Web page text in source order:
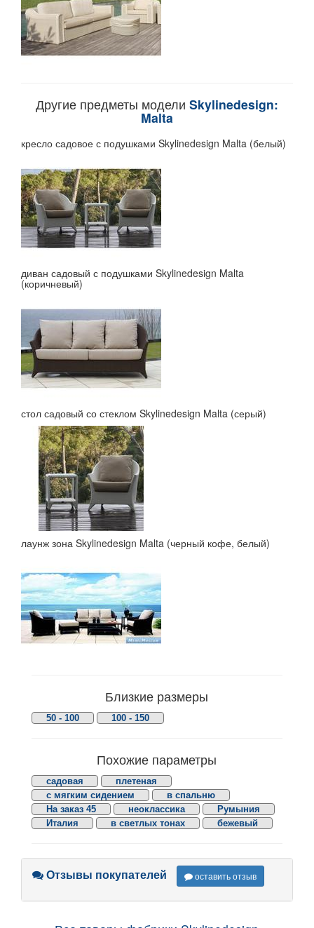
Другие предметы модели Skylinedesign:
Malta
кресло садовое с подушками Skylinedesign Malta (белый)
диван садовый с подушками Skylinedesign Malta
(коричневый)
стол садовый со стеклом Skylinedesign Malta (серый)
лаунж зона Skylinedesign Malta (черный кофе, белый)
Близкие размеры
50 - 100 100 - 150
Похожие параметры
садовая
плетеная
с мягким сидением
в спальню
На заказ 45
неоклассика
Румыния
Италия
в светлых тонах бежевый
Отзывы покупателей оставить отзыв